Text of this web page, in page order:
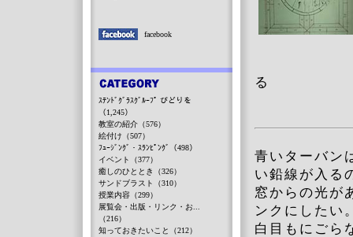
る
青いターバン
い鉛線が入る
窓からの光が
ンクにしたい
白目もにごら
facebook
ｽﾃﾝﾄﾞｸﾞﾗｽｸﾞﾙｰﾌﾟ びどりを
（1,245）
教室の紹介（576）
絵付け（507）
ﾌｭｰｼﾞﾝｸﾞ・ｽﾗﾝﾋﾟﾝｸﾞ（498）
イベント（377）
癒しのひととき（326）
サンドブラスト（310）
授業内容（299）
展覧会・出版・リンク・お...
（216）
知っておきたいこと（212）